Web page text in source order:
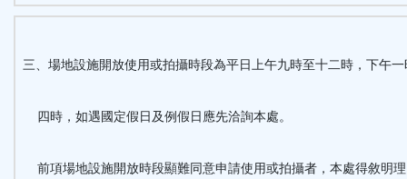
三、場地設施開放使用或拍攝時段為平日上午九時至十二時，下午一
四時，如遇國定假日及例假日應先洽詢本處。
前項場地設施開放時段顯難同意申請使用或拍攝者，本處得敘明